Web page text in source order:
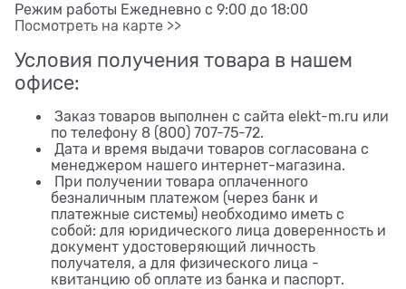
Режим работы Ежедневно с 9:00 до 18:00
Посмотреть на карте >>
Условия получения товара в нашем
офисе:
Заказ товаров выполнен с сайта elekt-m.ru или
по телефону 8 (800) 707-75-72.
Дата и время выдачи товаров согласована с
менеджером нашего интернет-магазина.
При получении товара оплаченного
безналичным платежом (через банк и
платежные системы) необходимо иметь с
собой: для юридического лица доверенность и
документ удостоверяющий личность
получателя, а для физического лица -
квитанцию об оплате из банка и паспорт.